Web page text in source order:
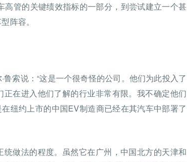
管的关键绩效指标的一部分，到尝试建立一个甚
阵容。
索说：“这是一个很奇怪的公司。他们为此投入了
在进入他们了解的行业非常有限。我不确定他们
纽约上市的中国EV制造商已经在其汽车中部署了
做法的程度。虽然它在广州，中国北方的天津和